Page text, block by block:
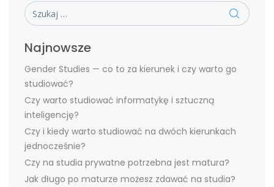
Szukaj
Najnowsze
Gender Studies — co to za kierunek i czy warto go
studiować?
Czy warto studiować informatykę i sztuczną
inteligencję?
Czy i kiedy warto studiować na dwóch kierunkach
jednocześnie?
Czy na studia prywatne potrzebna jest matura?
Jak długo po maturze możesz zdawać na studia?